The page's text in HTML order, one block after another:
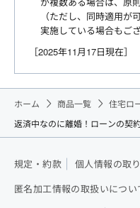
（ただし、同時適用
実施している場合もご
［2025年11月17日現在］
ホーム 商品一覧 住宅ロ
返済中なのに離婚！ローンの契
規定・約款 個人情報の取
匿名加工情報の取扱いについ